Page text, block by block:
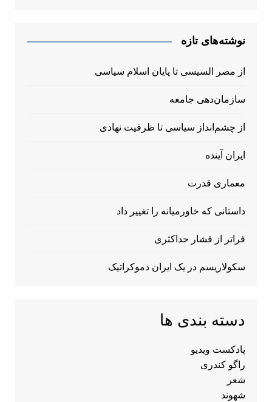
نوشته‌های تازه
از مصر السیسی تا پایان اسلام سیاسی
سازمان‌دهی جامعه
از چشم‌انداز سیاسی تا ظرفیت نهادی
ایران آینده
معماری قدرت
داستانی که خاورمیانه را تغییر داد
فراتر از فشار حداکثری
سکولاریسم در یک ایران دموکراتیک
دسته بندی ها
پادکست ویدیو
راگو کندری
شعر
شهوند